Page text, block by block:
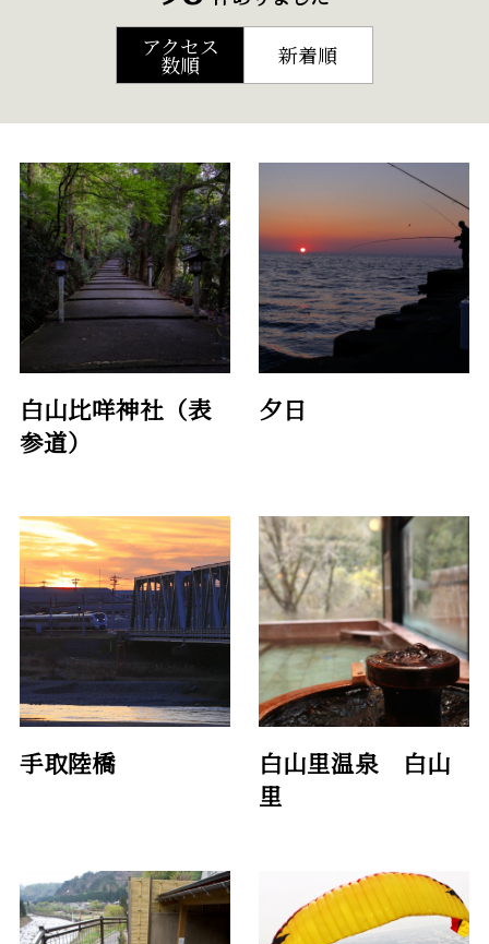
アクセス
数順 新着順
白山比咩神社（表
参道）
夕日
手取陸橋
白山里温泉 白山
里